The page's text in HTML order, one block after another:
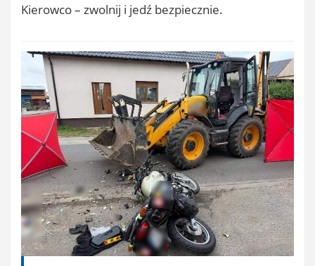
Kierowco – zwolnij i jedź bezpiecznie.